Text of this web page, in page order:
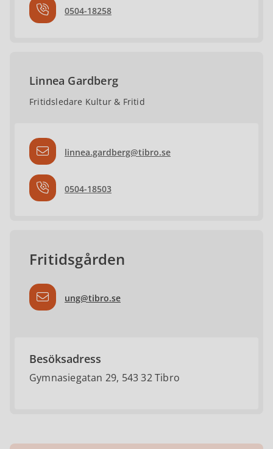
0504-18258
Linnea Gardberg
Fritidsledare Kultur & Fritid
linnea.gardberg@tibro.se
0504-18503
Fritidsgården
ung@tibro.se
Besöksadress
Gymnasiegatan 29, 543 32 Tibro